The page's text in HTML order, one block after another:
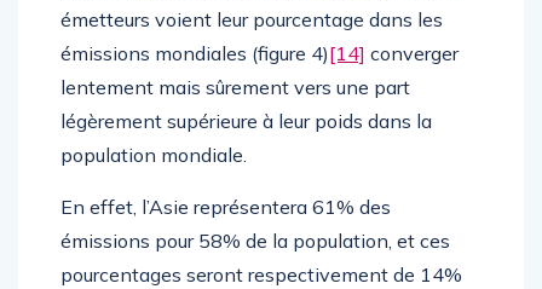
émetteurs voient leur pourcentage dans les
émissions mondiales (figure 4)[14] converger
lentement mais sûrement vers une part
légèrement supérieure à leur poids dans la
population mondiale.
En effet, l’Asie représentera 61% des
émissions pour 58% de la population, et ces
pourcentages seront respectivement de 14%